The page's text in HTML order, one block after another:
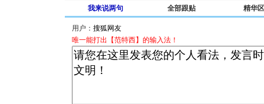
我来说两句 全部跟贴 精华区
用户：
唯一能打出【范特西】的输入法！